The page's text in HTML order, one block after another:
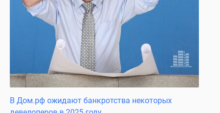
В Дом.рф ожидают банкротства некоторых